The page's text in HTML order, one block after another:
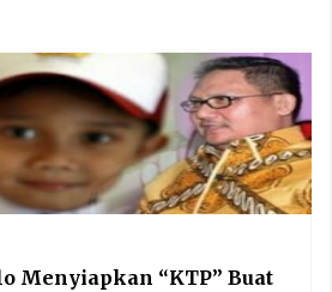
Menyiapkan “KTP” Buat